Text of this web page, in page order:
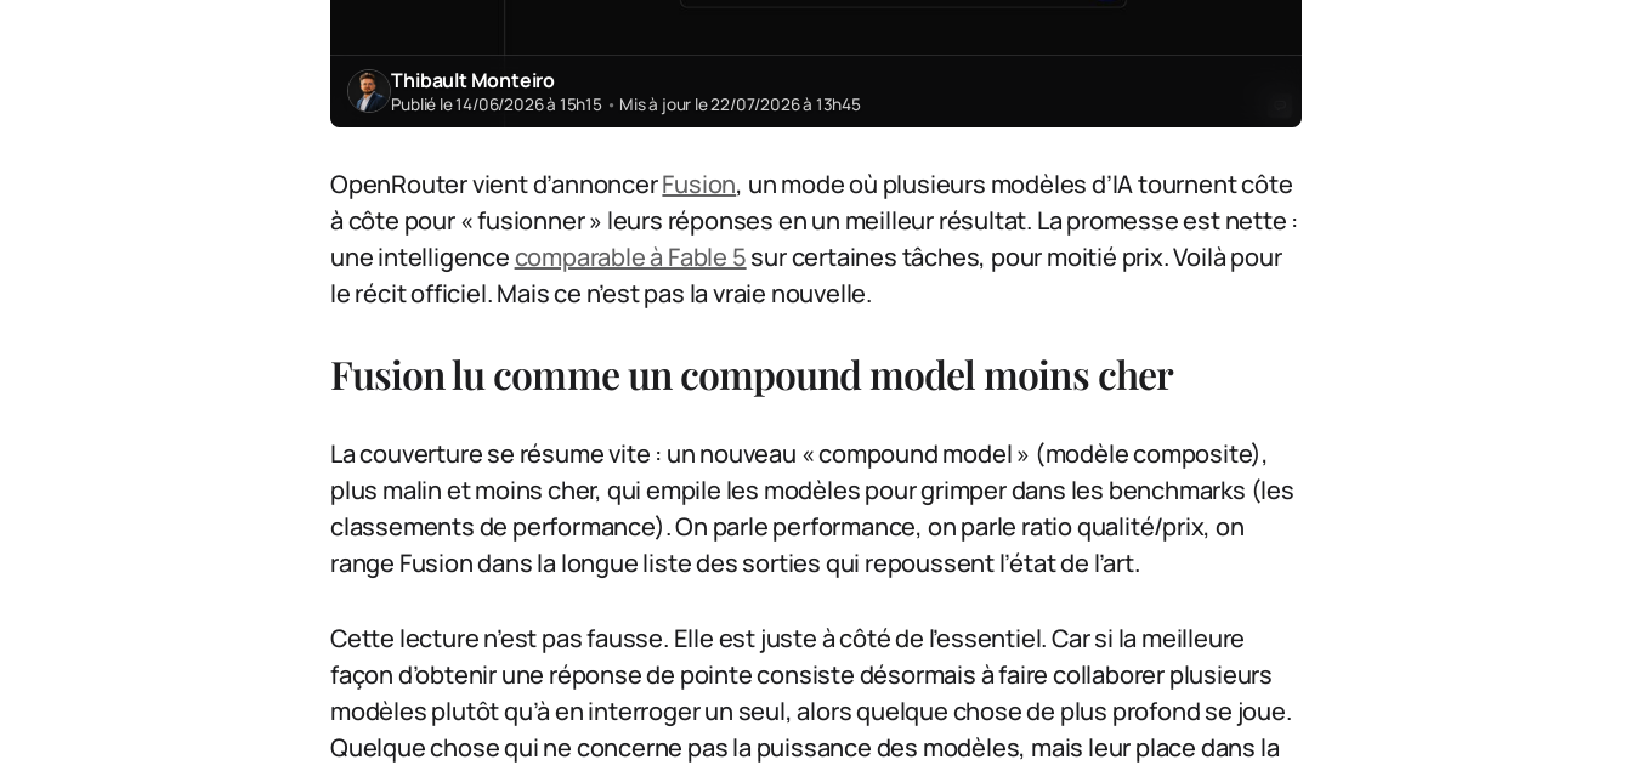
Thibault Monteiro
Publié le 14/06/2026 à 15h15 • Mis à jour le 22/07/2026 à 13h45
OpenRouter vient d’annoncerFusion, un mode où plusieurs modèles d’IA tournent côte
à côte pour « fusionner » leurs réponses en un meilleur résultat. La promesse est nette :
une intelligencecomparable à Fable 5sur certaines tâches, pour moitié prix. Voilà pour
le récit officiel. Mais ce n’est pas la vraie nouvelle.
Fusion lu comme un compound model moins cher
La couverture se résume vite : un nouveau « compound model » (modèle composite),
plus malin et moins cher, qui empile les modèles pour grimper dans les benchmarks (les
classements de performance). On parle performance, on parle ratio qualité/prix, on
range Fusion dans la longue liste des sorties qui repoussent l’état de l’art.
Cette lecture n’est pas fausse. Elle est juste à côté de l’essentiel. Car si la meilleure
façon d’obtenir une réponse de pointe consiste désormais à faire collaborer plusieurs
modèles plutôt qu’à en interroger un seul, alors quelque chose de plus profond se joue.
Quelque chose qui ne concerne pas la puissance des modèles, mais leur place dans la